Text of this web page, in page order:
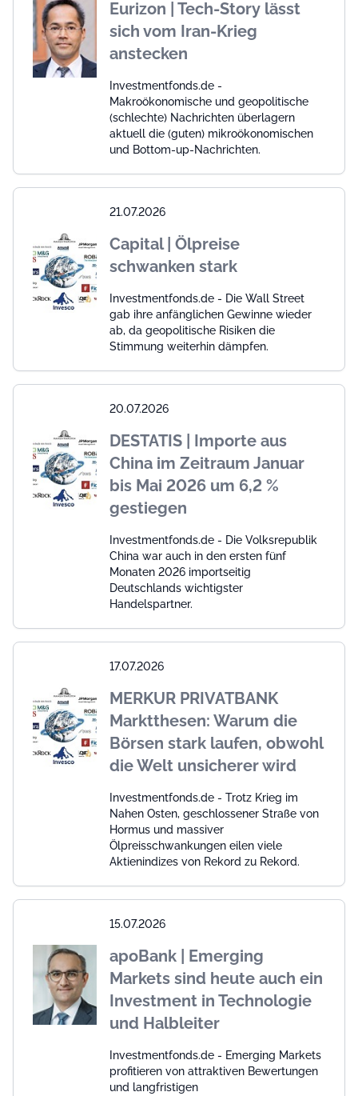
Eurizon | Tech-Story lässt
sich vom Iran-Krieg
anstecken
Investmentfonds.de -
Makroökonomische und geopolitische
(schlechte) Nachrichten überlagern
aktuell die (guten) mikroökonomischen
und Bottom-up-Nachrichten.
21.07.2026
Capital | Ölpreise
schwanken stark
Investmentfonds.de - Die Wall Street
gab ihre anfänglichen Gewinne wieder
ab, da geopolitische Risiken die
Stimmung weiterhin dämpfen.
20.07.2026
DESTATIS | Importe aus
China im Zeitraum Januar
bis Mai 2026 um 6,2 %
gestiegen
Investmentfonds.de - Die Volksrepublik
China war auch in den ersten fünf
Monaten 2026 importseitig
Deutschlands wichtigster
Handelspartner.
17.07.2026
MERKUR PRIVATBANK
Marktthesen: Warum die
Börsen stark laufen, obwohl
die Welt unsicherer wird
Investmentfonds.de - Trotz Krieg im
Nahen Osten, geschlossener Straße von
Hormus und massiver
Ölpreisschwankungen eilen viele
Aktienindizes von Rekord zu Rekord.
15.07.2026
apoBank | Emerging
Markets sind heute auch ein
Investment in Technologie
und Halbleiter
Investmentfonds.de - Emerging Markets
profitieren von attraktiven Bewertungen
und langfristigen